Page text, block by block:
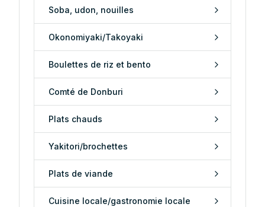
Soba, udon, nouilles
Okonomiyaki/Takoyaki
Boulettes de riz et bento
Comté de Donburi
Plats chauds
Yakitori/brochettes
Plats de viande
Cuisine locale/gastronomie locale